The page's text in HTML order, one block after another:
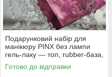
Подарунковий набір для
манікюру PINX без лампи
гель-лаку — топ, rubber-база,
камуфлююча база, червона
база
Готово до відправки